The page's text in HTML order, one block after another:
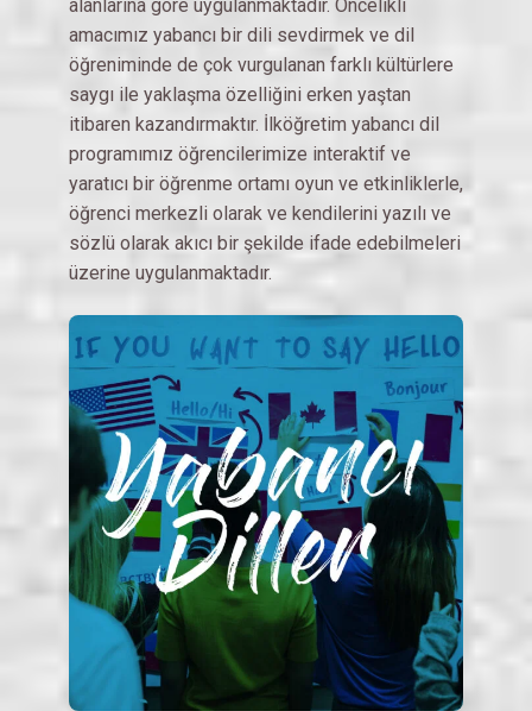
alanlarına göre uygulanmaktadır. Öncelikli
amacımız yabancı bir dili sevdirmek ve dil
öğreniminde de çok vurgulanan farklı kültürlere
saygı ile yaklaşma özelliğini erken yaştan
itibaren kazandırmaktır. İlköğretim yabancı dil
programımız öğrencilerimize interaktif ve
yaratıcı bir öğrenme ortamı oyun ve etkinliklerle,
öğrenci merkezli olarak ve kendilerini yazılı ve
sözlü olarak akıcı bir şekilde ifade edebilmeleri
üzerine uygulanmaktadır.